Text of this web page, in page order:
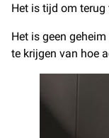
Het is tijd om terug
Het is geen
te krijgen van hoe